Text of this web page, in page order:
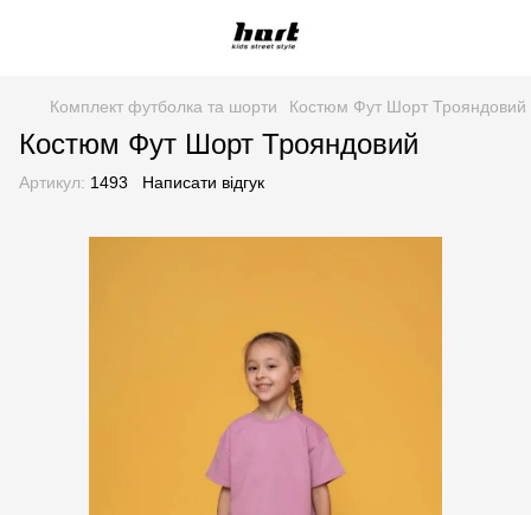
Комплект футболка та шорти Костюм Фут Шорт Трояндовий
Костюм Фут Шорт Трояндовий
Артикул: 1493 Написати відгук